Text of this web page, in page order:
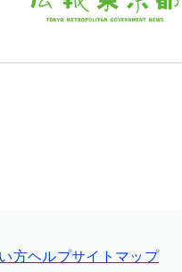
方ヘルプサイトマップ